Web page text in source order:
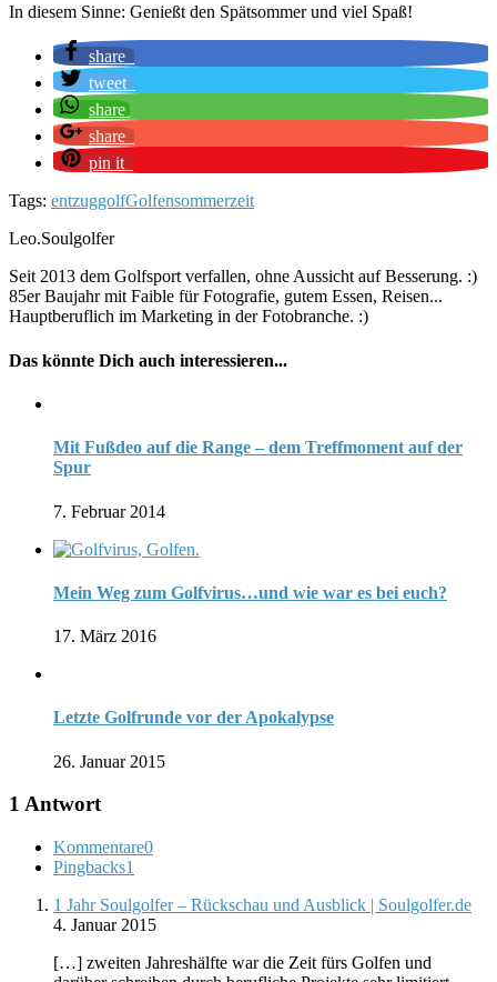
In diesem Sinne: Genießt den Spätsommer und viel Spaß!
share
tweet
share
share
pin it
Tags: entzuggolfGolfensommerzeit
Leo.Soulgolfer
Seit 2013 dem Golfsport verfallen, ohne Aussicht auf Besserung. :)
85er Baujahr mit Faible für Fotografie, gutem Essen, Reisen...
Hauptberuflich im Marketing in der Fotobranche. :)
Das könnte Dich auch interessieren...
Mit Fußdeo auf die Range – dem Treffmoment auf der
Spur
7. Februar 2014
Mein Weg zum Golfvirus…und wie war es bei euch?
17. März 2016
Letzte Golfrunde vor der Apokalypse
26. Januar 2015
1 Antwort
Kommentare0
Pingbacks1
1 Jahr Soulgolfer – Rückschau und Ausblick | Soulgolfer.de
4. Januar 2015
[…] zweiten Jahreshälfte war die Zeit fürs Golfen und